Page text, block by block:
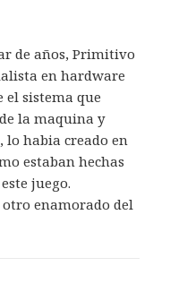
de años, Primitivo
en hardware
el sistema que
la maquina y
lo habia creado en
estaban hechas
juego.
enamorado del